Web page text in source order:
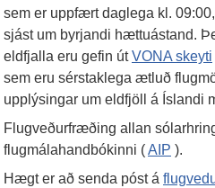
sem er uppfært daglega kl.
sjást um byrjandi hættuástand.
eldfjalla eru gefin útVONA skeyti
sem eru sérstaklega ætluð
upplýsingar um eldfjöll á Íslandi
Flugveðurfræðing allan
flugmálahandbókinni (AIP ).
Hægt er að senda póst á